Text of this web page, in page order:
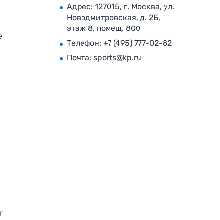
Адрес: 127015, г. Москва, ул.
Новодмитровская, д. 2Б,
этаж 8, помещ. 800
Телефон: +7 (495) 777-02-82
Почта: sports@kp.ru